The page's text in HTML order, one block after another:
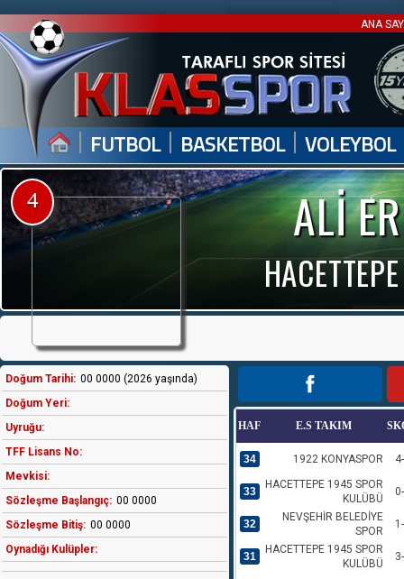
ANA
| FUTBOL | BASKETBOL | VOLEYBOL
ALİ
4
Doğum Tarihi: 00 0000 (2026 yaşında)
Doğum Yeri:
Uyruğu:
TFF Lisans No:
Mevkisi:
Sözleşme Başlangıç: 00 0000
Sözleşme Bitiş: 00 0000
Oynadığı Kulüpler:
HAF E.S TAKIM
34 1922 KONYASPOR
33
HACETTEPE 1945 SPOR
KULÜBÜ
32
NEVŞEHİR BELEDİYE
SPOR
31
HACETTEPE 1945 SPOR
KULÜBÜ